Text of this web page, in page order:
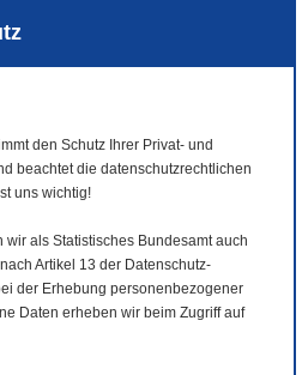
(Volltextsuche)
den Schutz Ihrer Privat- und
beachtet die datenschutzrechtlichen
uns wichtig!
als Statistisches Bundesamt auch
Artikel 13 der Datenschutz-
der Erhebung personenbezogener
Daten erheben wir beim Zugriff auf